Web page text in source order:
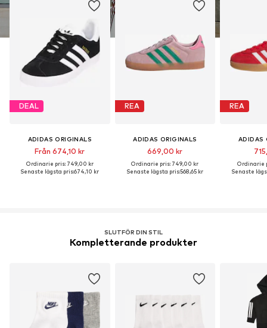
DEAL
ADIDAS ORIGINALS
Från 674,10 kr
Ordinarie pris: 749,00 kr
Senaste lägsta pris:674,10 kr
REA
ADIDAS ORIGINALS
669,00 kr
Ordinarie pris: 749,00 kr
Senaste lägsta pris:568,65 kr
REA
ADIDAS
Ordinarie
Senaste
SLUTFÖR DIN STIL
Kompletterande produkter